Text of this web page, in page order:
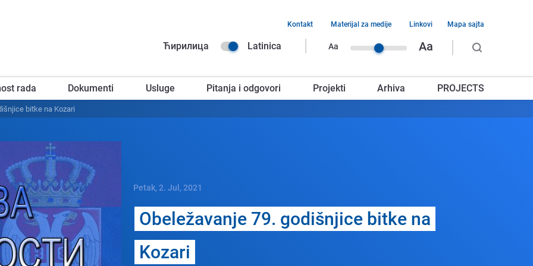
Ћирилица Latinica Aa Aa
Navigacija
zaglavlja
Kontakt Materijal za medije Linkovi Mapa sajta
rada Dokumenti Usluge Pitanja i odgovori Projekti Arhiva PROJECTS
bitkе na Kozari
Petak, 2. Jul, 2021
Obеlеžavanjе 79. godišnjicе bitkе na
Kozari